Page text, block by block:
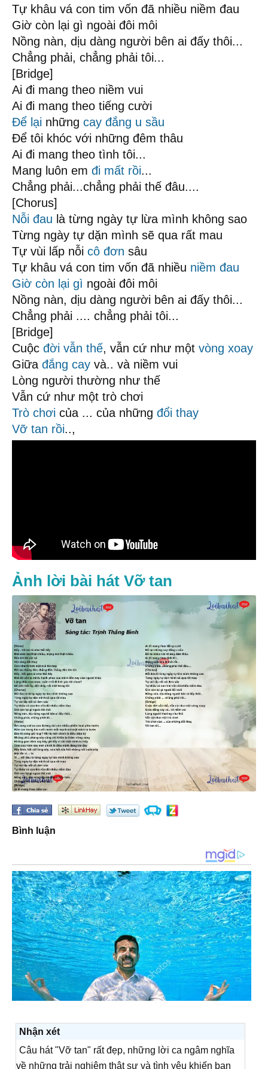
Tự khâu vá con tim vốn đã nhiều niềm đau
Giờ còn lại gì ngoài đôi môi
Nồng nàn, dịu dàng người bên ai đấy thôi...
Chẳng phải, chẳng phải tôi...
[Bridge]
Ai đi mang theo niềm vui
Ai đi mang theo tiếng cười
Để lại những cay đắng u sầu
Để tôi khóc với những đêm thâu
Ai đi mang theo tình tôi...
Mang luôn em đi mất rồi...
Chẳng phải...chẳng phải thế đâu....
[Chorus]
Nỗi đau là từng ngày tự lừa mình không sao
Từng ngày tự dặn mình sẽ qua rất mau
Tự vùi lấp nỗi cô đơn sâu
Tự khâu vá con tim vốn đã nhiều niềm đau
Giờ còn lại gì ngoài đôi môi
Nồng nàn, dịu dàng người bên ai đấy thôi...
Chẳng phải .... chẳng phải tôi...
[Bridge]
Cuộc đời vẫn thế, vẫn cứ như một vòng xoay
Giữa đắng cay và.. và niềm vui
Lòng người thường như thế
Vẫn cứ như một trò chơi
Trò chơi của ... của những đổi thay
Vỡ tan rồi..,
Ảnh lời bài hát Vỡ tan
Bình luận
Nhận xét
Câu hát "Vỡ tan" rất đẹp, những lời ca ngâm nghĩa
về những trải nghiệm thật sự và tình yêu khiến bạn